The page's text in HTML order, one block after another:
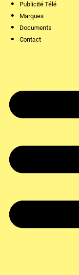
Publicité Télé
Marques
Documents
Contact